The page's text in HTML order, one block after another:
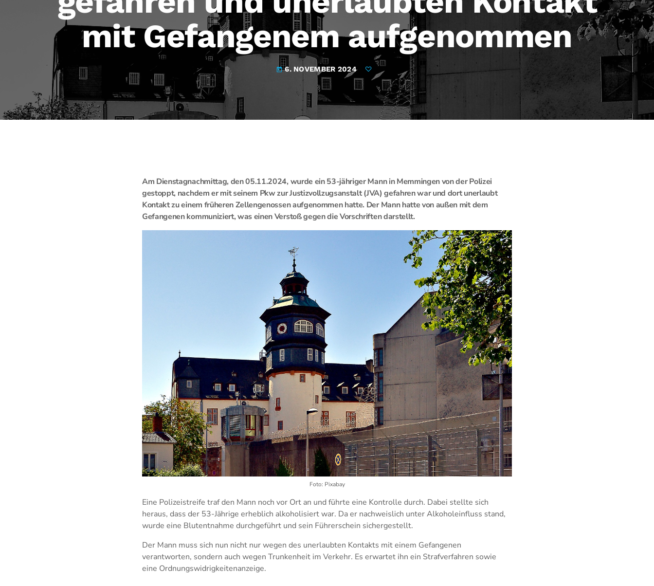
mit Gefangenem aufgenommen
today 6. NOVEMBER 2024
Am Dienstagnachmittag, den 05.11.2024, wurde ein 53-jähriger Mann in Memmingen von der Polizei
gestoppt, nachdem er mit seinem Pkw zur Justizvollzugsanstalt (JVA) gefahren war und dort unerlaubt
Kontakt zu einem früheren Zellengenossen aufgenommen hatte. Der Mann hatte von außen mit dem
Gefangenen kommuniziert, was einen Verstoß gegen die Vorschriften darstellt.
Foto: Pixabay
Eine Polizeistreife traf den Mann noch vor Ort an und führte eine Kontrolle durch. Dabei stellte sich
heraus, dass der 53-Jährige erheblich alkoholisiert war. Da er nachweislich unter Alkoholeinfluss stand,
wurde eine Blutentnahme durchgeführt und sein Führerschein sichergestellt.
Der Mann muss sich nun nicht nur wegen des unerlaubten Kontakts mit einem Gefangenen
verantworten, sondern auch wegen Trunkenheit im Verkehr. Es erwartet ihn ein Strafverfahren sowie
eine Ordnungswidrigkeitenanzeige.